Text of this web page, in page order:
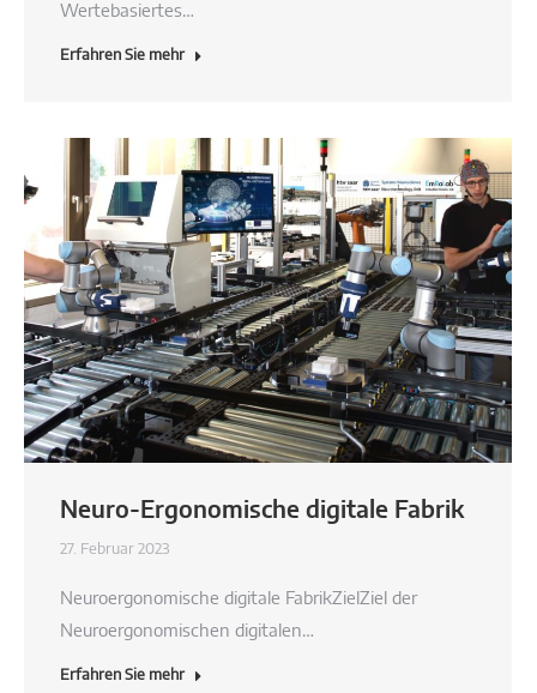
Wertebasiertes…
Erfahren Sie mehr
Neuro-Ergonomische digitale Fabrik
27. Februar 2023
Neuroergonomische digitale FabrikZielZiel der
Neuroergonomischen digitalen…
Erfahren Sie mehr